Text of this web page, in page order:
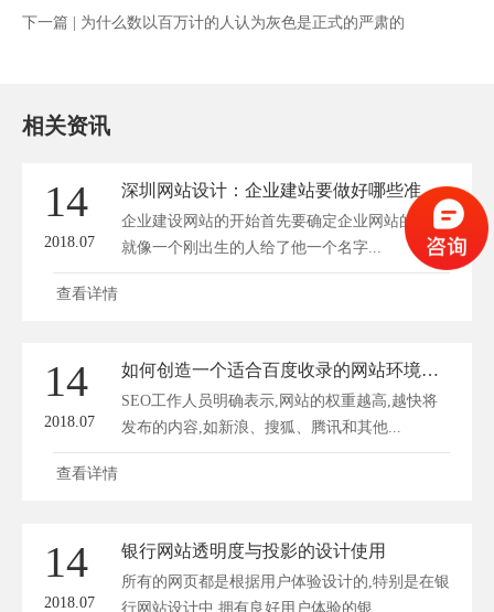
下一篇 | 为什么数以百万计的人认为灰色是正式的严肃的
相关资讯
14
2018.07
深圳网站设计：企业建站要做好哪些准备工作
企业建设网站的开始首先要确定企业网站的名称,
就像一个刚出生的人给了他一个名字...
查看详情
14
2018.07
如何创造一个适合百度收录的网站环境的因素
SEO工作人员明确表示,网站的权重越高,越快将
发布的内容,如新浪、搜狐、腾讯和其他...
查看详情
14
2018.07
银行网站透明度与投影的设计使用
所有的网页都是根据用户体验设计的,特别是在银
行网站设计中.拥有良好用户体验的银...